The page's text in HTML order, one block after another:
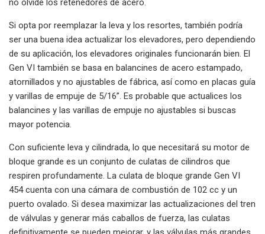
no olvide los retenedores de acero.
Si opta por reemplazar la leva y los resortes, también podría
ser una buena idea actualizar los elevadores, pero dependiendo
de su aplicación, los elevadores originales funcionarán bien. El
Gen VI también se basa en balancines de acero estampado,
atornillados y no ajustables de fábrica, así como en placas guía
y varillas de empuje de 5/16”. Es probable que actualices los
balancines y las varillas de empuje no ajustables si buscas
mayor potencia.
Con suficiente leva y cilindrada, lo que necesitará su motor de
bloque grande es un conjunto de culatas de cilindros que
respiren profundamente. La culata de bloque grande Gen VI
454 cuenta con una cámara de combustión de 102 cc y un
puerto ovalado. Si desea maximizar las actualizaciones del tren
de válvulas y generar más caballos de fuerza, las culatas